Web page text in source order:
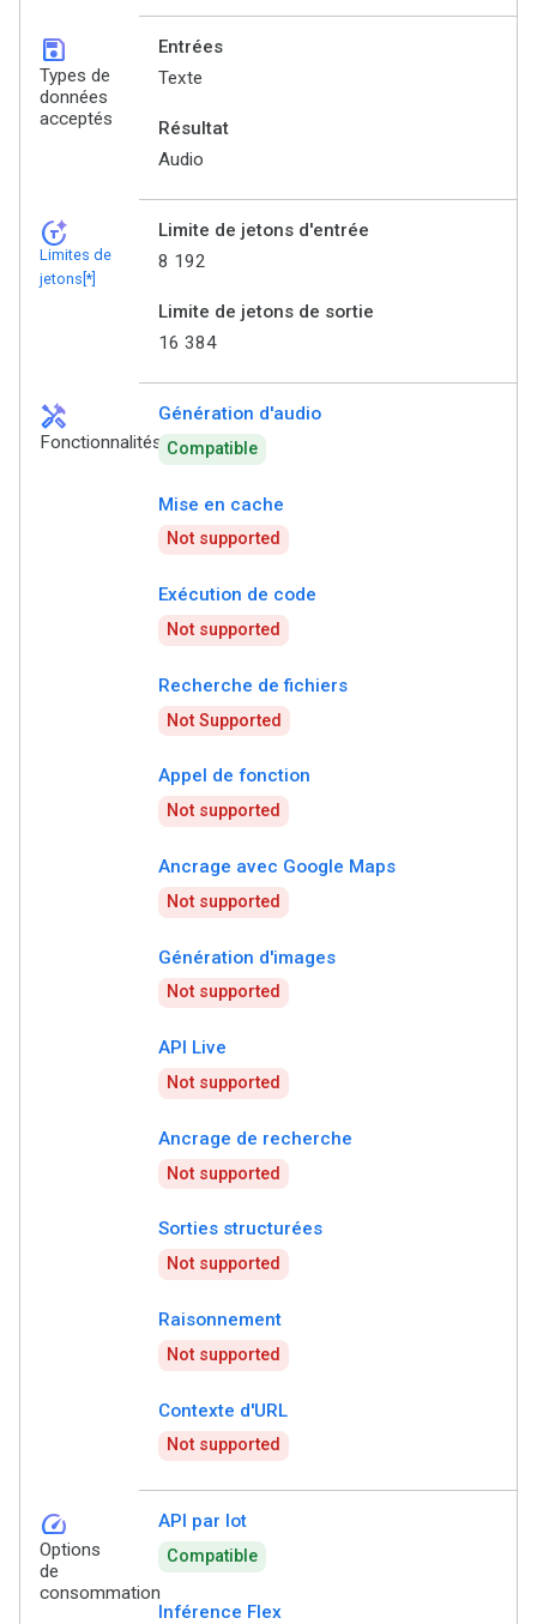
save
Types de
données
acceptés
Entrées
Texte
Résultat
Audio
token_auto
Limites de
jetons[*]
Limite de jetons d'entrée
8 192
Limite de jetons de sortie
16 384
handyman
Fonctionnalités
Génération d'audio
Compatible
Mise en cache
Not supported
Exécution de code
Not supported
Recherche de fichiers
Not Supported
Appel de fonction
Not supported
Ancrage avec Google Maps
Not supported
Génération d'images
Not supported
API Live
Not supported
Ancrage de recherche
Not supported
Sorties structurées
Not supported
Raisonnement
Not supported
Contexte d'URL
Not supported
speed
Options
de
consommation
API par lot
Compatible
Inférence Flex